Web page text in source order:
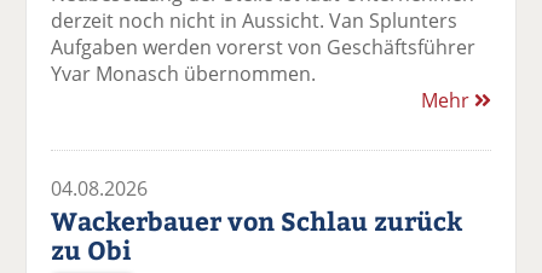
derzeit noch nicht in Aussicht. Van Splunters
Aufgaben werden vorerst von Geschäftsführer
Yvar Monasch übernommen.
Mehr
04.08.2026
Wackerbauer von Schlau zurück
zu Obi